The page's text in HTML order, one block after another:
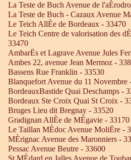
La Teste de Buch Avenue de
La Teste de Buch - Cazaux Avenue
Le Teich AllÈe de Bordeaux - 33470
Le Teich Centre de valorisation des
33470
AmbarËs et Lagrave Avenue Jules
Ambes 22, avenue Jean Mermoz -
Bassens Rue Franklin - 33530
Blanquefort Avenue du 11 Novembre
BordeauxBastide Quai Deschamps -
Bordeaux Ste Croix Quai St Croix -
Bruges Lieu dit Bregnay - 33520
Gradignan AllÈe de MÈgavie - 33170
Le Taillan MÈdoc Avenue MoliËre -
MÈrignac Avenue des Maronniers -
Pessac Avenue Beutre - 33600
St MÈdard en Jalles Avenue de